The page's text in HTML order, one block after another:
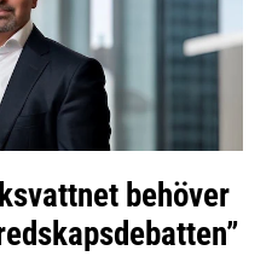
behöver